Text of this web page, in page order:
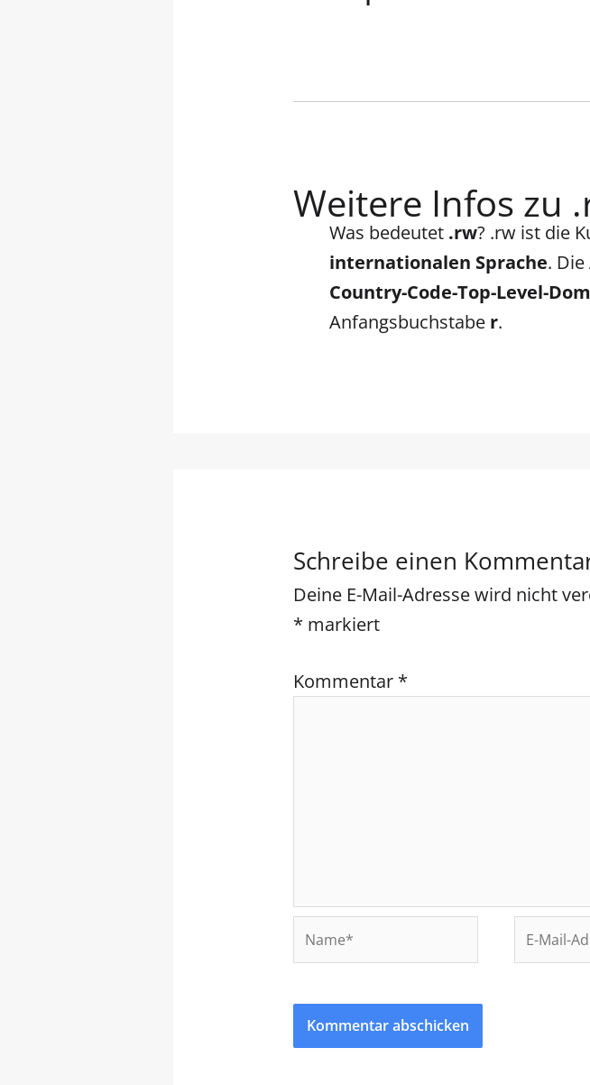
Weitere Infos zu
Was bedeutet .rw? .rw ist die
internationalen Sprache.
Country-Code-Top-Level-
Anfangsbuchstabe r.
Schreibe einen
Deine E-Mail-Adresse wird nicht
* markiert
Kommentar *
Name*
E-
Mail-